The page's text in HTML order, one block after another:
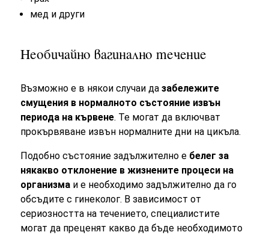
мед и други
Необичайно вагинално течение
Възможно е в някои случаи дазабележите
смущения в нормалното състояние извън
периода на кървене. Те могат да включват
прокървяване извън нормалните дни на цикъла.
Подобно състояние задължително е белег за
някакво отклонение в жизнените процеси на
организма и е необходимо задължително да го
обсъдите с гинеколог. В зависимост от
сериозността на течението, специалистите
могат да преценят какво да бъде необходимото